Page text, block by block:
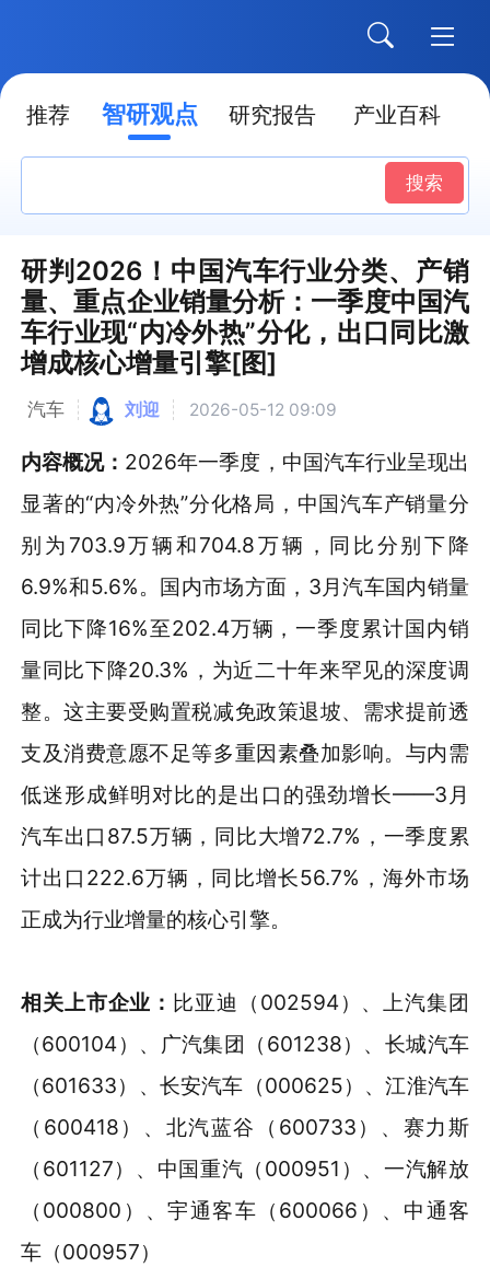
推荐 智研观点 研究报告 产业百科
搜索
研判2026！中国汽车行业分类、产销
量、重点企业销量分析：一季度中国汽
车行业现“内冷外热”分化，出口同比激
增成核心增量引擎[图]
汽车 刘迎 2026-05-12 09:09
内容概况： 2026年一季度，中国汽车行业呈现出
显著的“内冷外热”分化格局，中国汽车产销量分
别为703.9万辆和704.8万辆，同比分别下降
6.9%和5.6%。国内市场方面，3月汽车国内销量
同比下降16%至202.4万辆，一季度累计国内销
量同比下降20.3%，为近二十年来罕见的深度调
整。这主要受购置税减免政策退坡、需求提前透
支及消费意愿不足等多重因素叠加影响。与内需
低迷形成鲜明对比的是出口的强劲增长——3月
汽车出口87.5万辆，同比大增72.7%，一季度累
计出口222.6万辆，同比增长56.7%，海外市场
正成为行业增量的核心引擎。
相关上市企业： 比亚迪（002594）、上汽集团
（600104）、广汽集团（601238）、长城汽车
（601633）、长安汽车（000625）、江淮汽车
（600418）、北汽蓝谷（600733）、赛力斯
（601127）、中国重汽（000951）、一汽解放
（000800）、宇通客车（600066）、中通客
车（000957）